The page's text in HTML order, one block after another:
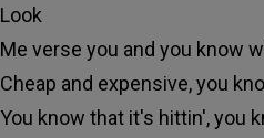
Look
Me verse you and you know
Cheap and expensive, you
You know that it's hittin', you